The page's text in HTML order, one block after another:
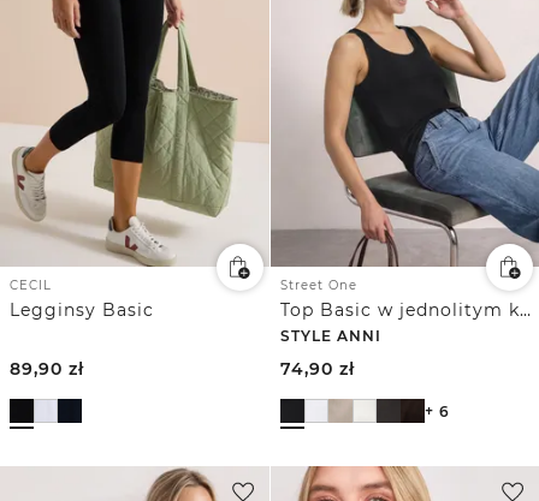
CECIL
Legginsy Basic
89,90 zł
Street One
Top Basic w jednolitym kolorze
STYLE ANNI
74,90 zł
+ 6